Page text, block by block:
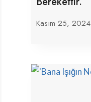
Kasım 25, 2024